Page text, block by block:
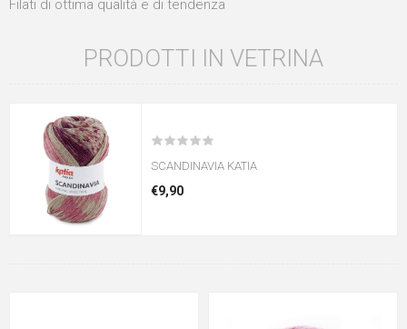
Filati di ottima qualità e di tendenza
PRODOTTI IN VETRINA
SCANDINAVIA KATIA
€9,90